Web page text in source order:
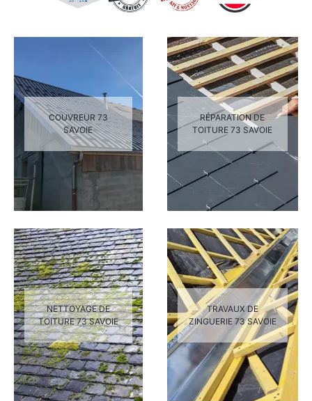
COUVREUR 73
SAVOIE
RÉPARATION DE
TOITURE 73 SAVOIE
NETTOYAGE DE
TOITURE 73 SAVOIE
TRAVAUX DE
ZINGUERIE 73 SAVOIE